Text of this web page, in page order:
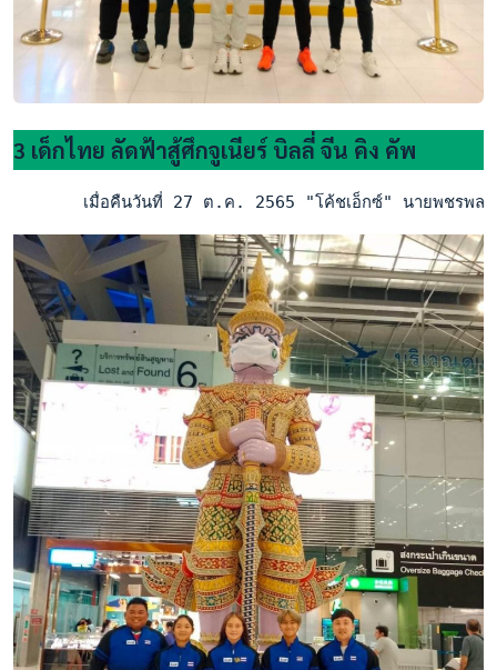
3 เด็กไทย ลัดฟ้าสู้ศึกจูเนียร์ บิลลี่ จีน คิง คัพ
เมื่อคืนวันที่ 27 ต.ค. 2565 "โค้ชเอ็กซ์" นายพชรพล